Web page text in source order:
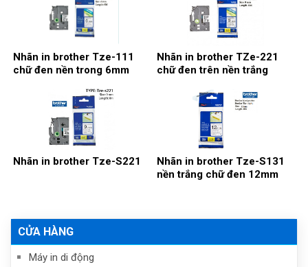
CỬA HÀNG
Máy in di động
Nhãn in brother Tze-111
chữ đen nền trong 6mm
Nhãn in brother TZe-221
chữ đen trên nền trắng
Nhãn in brother Tze-S221
Nhãn in brother Tze-S131
nền trắng chữ đen 12mm